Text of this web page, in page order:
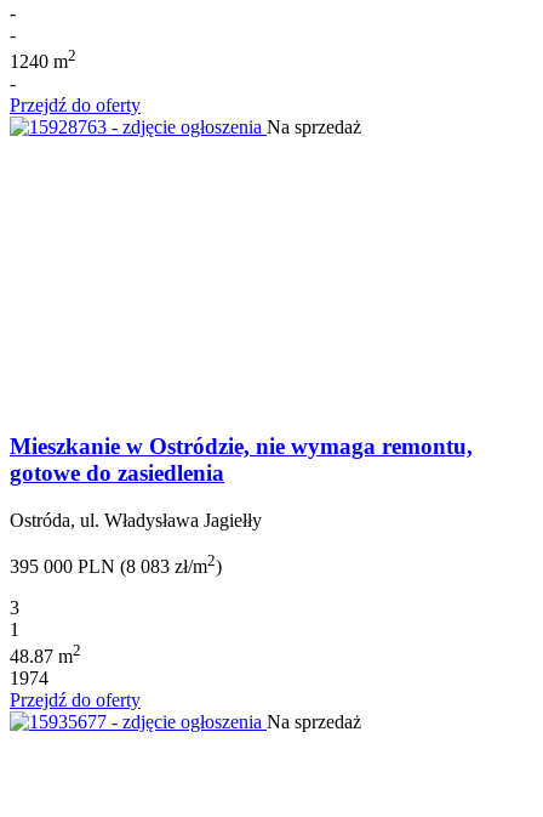
-
-
1240 m2
-
Przejdź do oferty
Na sprzedaż
Mieszkanie w Ostródzie, nie wymaga remontu,
gotowe do zasiedlenia
Ostróda, ul. Władysława Jagiełły
395 000 PLN (8 083 zł/m2)
3
1
48.87 m2
1974
Przejdź do oferty
Na sprzedaż